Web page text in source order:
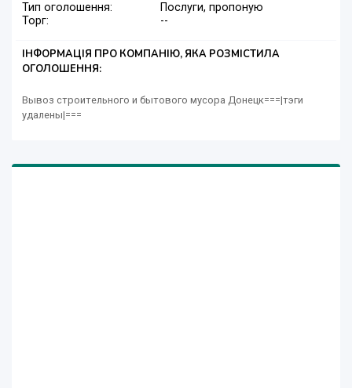
Тип оголошення:
Послуги, пропоную
Торг:
--
ІНФОРМАЦІЯ ПРО КОМПАНІЮ, ЯКА РОЗМІСТИЛА
ОГОЛОШЕННЯ:
Вывоз строительного и бытового мусора Донецк===|тэги
удалены|===